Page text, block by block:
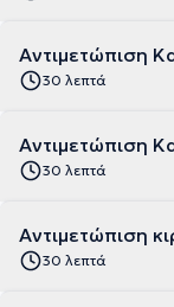
Αντιμετώπιση
30 λεπτά
Αντιμετώπιση
30 λεπτά
Αντιμετώπιση
30 λεπτά